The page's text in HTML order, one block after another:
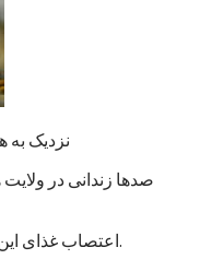
نزدیک به
صدها زندانی در
اعتصاب غذای این زندانیان امروز وارد چهارمین روزش شد.